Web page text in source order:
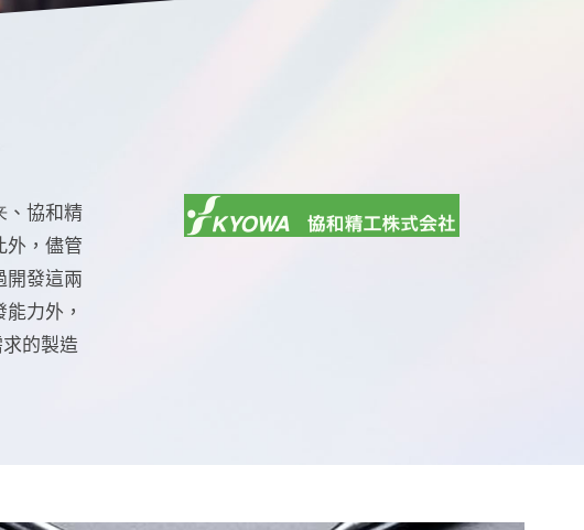
、協和精
外，儘管
開發這兩
力外，
的製造